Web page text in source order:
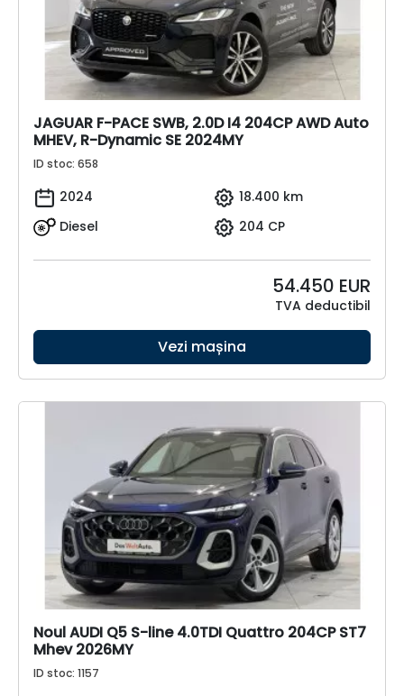
JAGUAR F-PACE SWB, 2.0D I4 204CP AWD Auto
MHEV, R-Dynamic SE 2024MY
ID stoc: 658
2024
18.400 km
Diesel
204 CP
54.450 EUR
TVA deductibil
Vezi mașina
Noul AUDI Q5 S-line 4.0TDI Quattro 204CP ST7
Mhev 2026MY
ID stoc: 1157